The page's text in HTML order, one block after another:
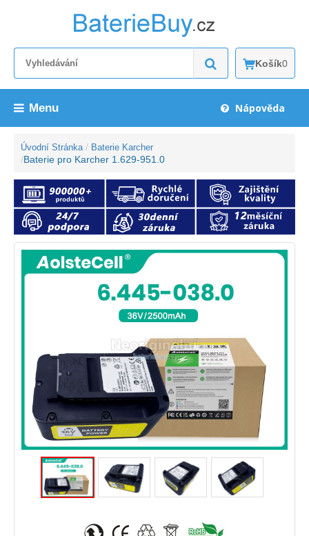
Košík0
Menu Nápověda
Úvodní Stránka Baterie Karcher
Baterie pro Karcher 1.629-951.0